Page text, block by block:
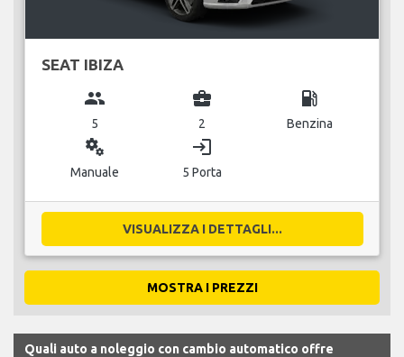
SEAT IBIZA
group
5
business_center
2
local_gas_station
Benzina
miscellaneous_services
Manuale
login
5 Porta
VISUALIZZA I DETTAGLI...
MOSTRA I PREZZI
Quali auto a noleggio con cambio automatico offre